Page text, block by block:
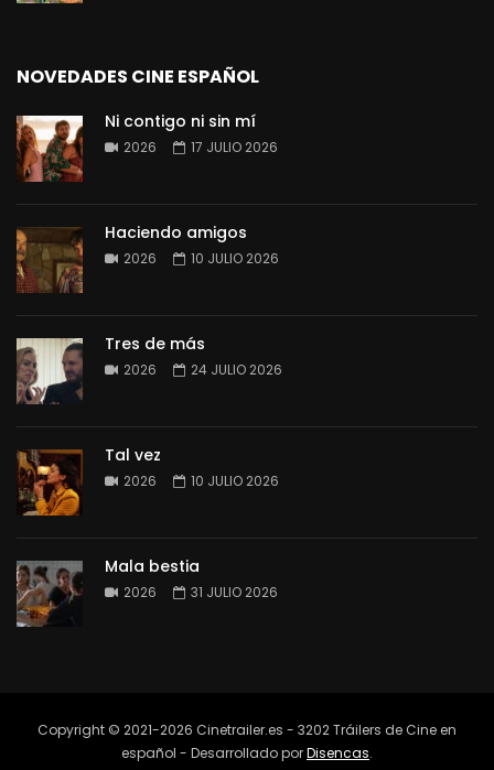
NOVEDADES CINE ESPAÑOL
Ni contigo ni sin mí
2026 17 JULIO 2026
Haciendo amigos
2026 10 JULIO 2026
Tres de más
2026 24 JULIO 2026
Tal vez
2026 10 JULIO 2026
Mala bestia
2026 31 JULIO 2026
Copyright © 2021-2026 Cinetrailer.es - 3202 Tráilers de Cine en
español - Desarrollado porDisencas.